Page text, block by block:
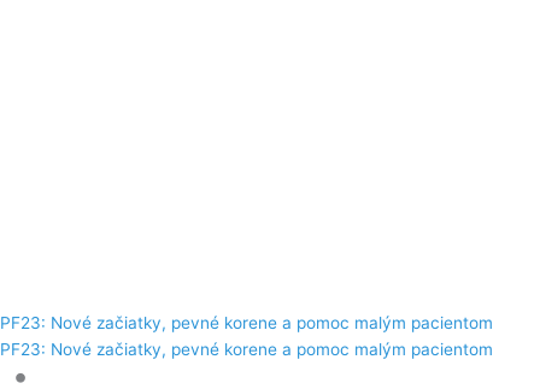
PF23: Nové začiatky, pevné korene a pomoc malým pacientom
PF23: Nové začiatky, pevné korene a pomoc malým pacientom
•